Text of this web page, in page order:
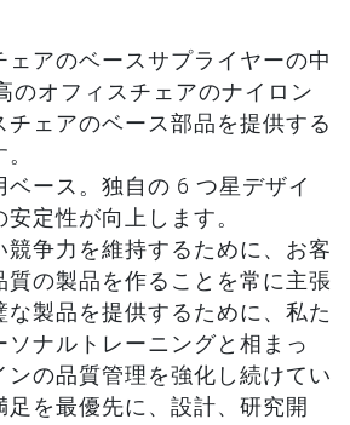
ェアのベースサプライヤーの中
のオフィスチェアのナイロン
チェアのベース部品を提供する
ベース。独自の 6 つ星デザイ
定性が向上します。
競争力を維持するために、お客
質の製品を作ることを常に主張
な製品を提供するために、私た
ソナルトレーニングと相まっ
ンの品質管理を強化し続けてい
足を最優先に、設計、研究開